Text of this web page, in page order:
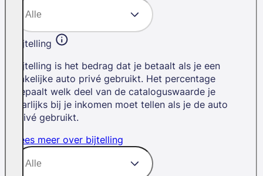
Bijtelling
Bijtelling is het bedrag dat je betaalt als je een
zakelijke auto privé gebruikt. Het percentage
bepaalt welk deel van de cataloguswaarde je
jaarlijks bij je inkomen moet tellen als je de auto
privé gebruikt.
Lees meer over bijtelling